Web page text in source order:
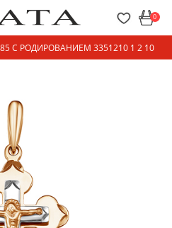
0
С РОДИРОВАНИЕМ 3351210 1 2 10